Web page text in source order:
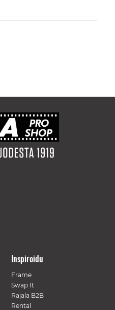
Inspiroidu
Frame
Swap It
Rajala B2B
Rental